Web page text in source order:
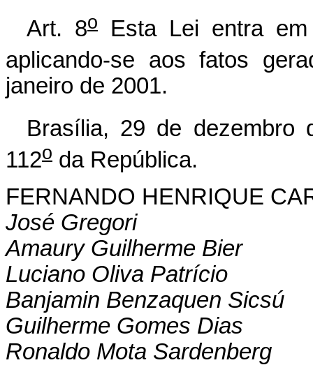
Art. 8o
Esta Lei entra
aplicando-se aos fatos
janeiro de 2001.
Brasília, 29 de dezembro
112o da República.
FERNANDO HENRIQUE
José Gregori
Amaury Guilherme Bier
Luciano Oliva Patrício
Banjamin Benzaquen Sicsú
Guilherme Gomes Dias
Ronaldo Mota Sardenberg